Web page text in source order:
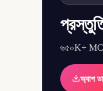
৬৫০K+
অ্যাপ